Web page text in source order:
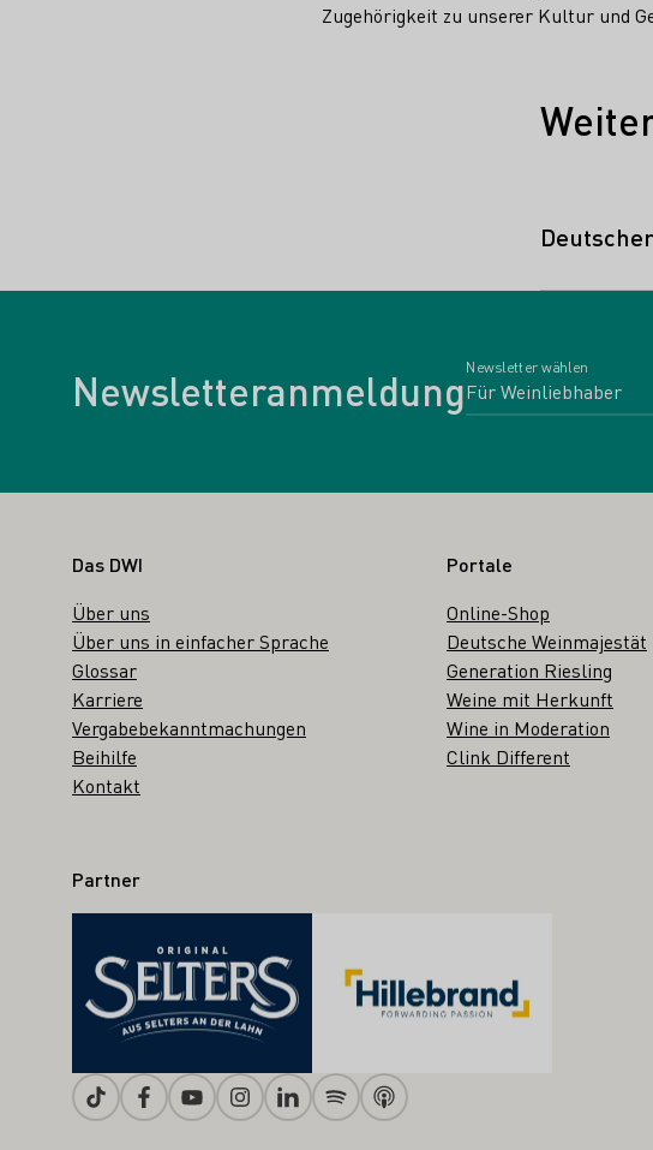
Zugehörigkeit zu unserer Kultur und
Newsletteranmeldung
Newsletter wählen
Fußbereich
Das DWI
Über uns
Über uns in einfacher Sprache
Glossar
Karriere
Vergabebekanntmachungen
Beihilfe
Kontakt
Portale
Online-Shop
Deutsche Weinmajestät
Generation Riesling
Weine mit Herkunft
Wine in Moderation
Clink Different
Partner
TiktokFacebookYoutubeInstagramLinkedinSpotifyApple